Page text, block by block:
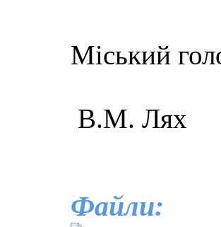
Міський
В.М. Лях
Файли: